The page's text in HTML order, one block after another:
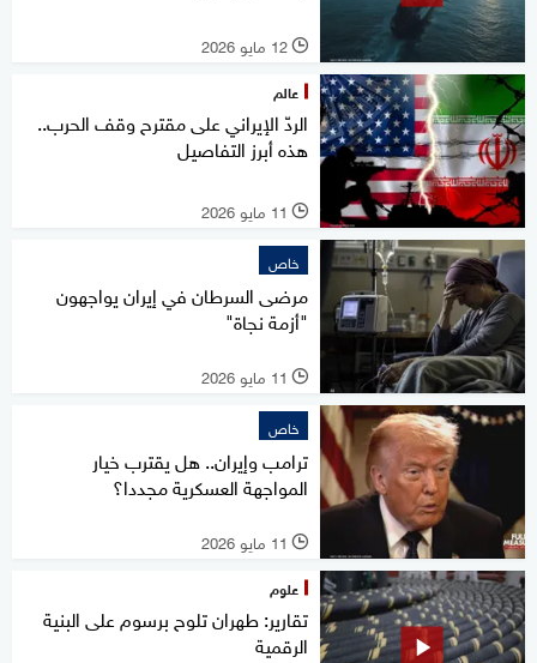
l 12 مايو 2026
عالم
الردّ الإيراني على مقترح وقف الحرب..
هذه أبرز التفاصيل
l 11 مايو 2026
خاص
مرضى السرطان في إيران يواجهون
"أزمة نجاة"
l 11 مايو 2026
خاص
ترامب وإيران.. هل يقترب خيار
المواجهة العسكرية مجددا؟
l 11 مايو 2026
علوم
تقارير: طهران تلوح برسوم على البنية
الرقمية